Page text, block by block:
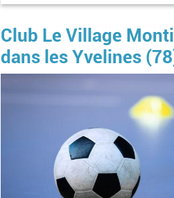
Club Le Village
dans les Yvelines